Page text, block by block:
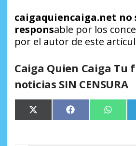
caigaquiencaiga.net no
responsable por los
por el autor de este
Caiga Quien Caiga Tu
noticias SIN CENSURA
Compartir
en
X
(Twitter)
Compartir
en
Facebook
en